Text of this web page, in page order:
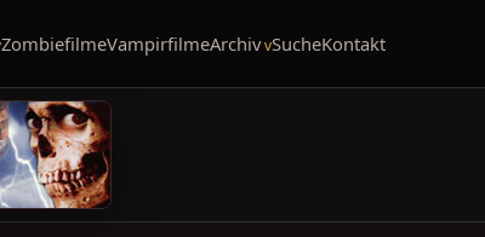
ZombiefilmeVampirfilmeArchiv SucheKontakt